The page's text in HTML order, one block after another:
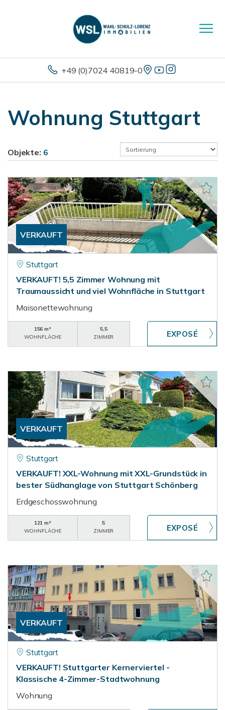
+49 (0)7024 40819-0
Wohnung Stuttgart
Objekte: 6
VERKAUFT
Stuttgart
VERKAUFT! 5,5 Zimmer Wohnung mit
Traumaussicht und viel Wohnfläche in Stuttgart
Maisonettewohnung
156 m²
WOHNFLÄCHE
5,5
ZIMMER
VERKAUFT
Stuttgart
VERKAUFT! XXL-Wohnung mit XXL-Grundstück in
bester Südhanglage von Stuttgart Schönberg
Erdgeschosswohnung
121 m²
WOHNFLÄCHE
5
ZIMMER
VERKAUFT
Stuttgart
VERKAUFT! Stuttgarter Kernerviertel -
Klassische 4-Zimmer-Stadtwohnung
Wohnung